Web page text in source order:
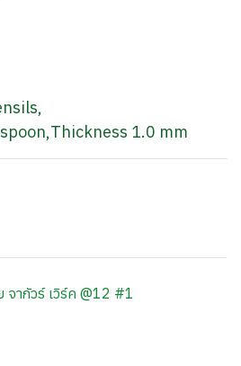
,
,Thickness 1.0 mm
ากัวร์ เวิร์ค @12 #1